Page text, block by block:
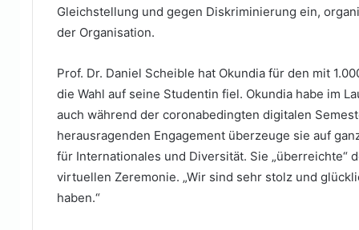
Gleichstellung und gegen Diskriminierung ein,
der Organisation.
Prof. Dr. Daniel Scheible hat Okundia für den mit
die Wahl auf seine Studentin fiel. Okundia habe im
auch während der coronabedingten digitalen
herausragenden Engagement überzeuge sie auf
für Internationales und Diversität. Sie „überreichte“
virtuellen Zeremonie. „Wir sind sehr stolz und
haben.“